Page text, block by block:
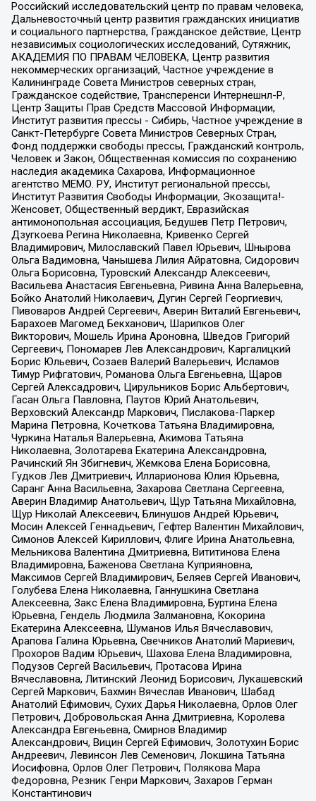
Российский исследовательский центр по правам человека,
Дальневосточный центр развития гражданских инициатив
и социального партнерства, Гражданское действие, Центр
независимых социологических исследований, Сутяжник,
АКАДЕМИЯ ПО ПРАВАМ ЧЕЛОВЕКА, Центр развития
некоммерческих организаций, Частное учреждение в
Калининграде Совета Министров северных стран,
Гражданское содействие, Трансперенси Интернешнл-Р,
Центр Защиты Прав Средств Массовой Информации,
Институт развития прессы - Сибирь, Частное учреждение в
Санкт-Петербурге Совета Министров Северных Стран,
Фонд поддержки свободы прессы, Гражданский контроль,
Человек и Закон, Общественная комиссия по сохранению
наследия академика Сахарова, Информационное
агентство МЕМО. РУ, Институт региональной прессы,
Институт Развития Свободы Информации, Экозащита!-
Женсовет, Общественный вердикт, Евразийская
антимонопольная ассоциация, Бедушев Петр Петрович,
Дзугкоева Регина Николаевна, Кривенко Сергей
Владимирович, Милославский Павел Юрьевич, Шнырова
Ольга Вадимовна, Чанышева Лилия Айратовна, Сидорович
Ольга Борисовна, Туровский Александр Алексеевич,
Васильева Анастасия Евгеньевна, Ривина Анна Валерьевна,
Бойко Анатолий Николаевич, Дугин Сергей Георгиевич,
Пивоваров Андрей Сергеевич, Аверин Виталий Евгеньевич,
Барахоев Магомед Бекханович, Шарипков Олег
Викторович, Мошель Ирина Ароновна, Шведов Григорий
Сергеевич, Пономарев Лев Александрович, Каргалицкий
Борис Юльевич, Созаев Валерий Валерьевич, Исламов
Тимур Рифгатович, Романова Ольга Евгеньевна, Щаров
Сергей Алексадрович, Цирульников Борис Альбертович,
Гасан Ольга Павловна, Паутов Юрий Анатольевич,
Верховский Александр Маркович, Пислакова-Паркер
Марина Петровна, Кочеткова Татьяна Владимировна,
Чуркина Наталья Валерьевна, Акимова Татьяна
Николаевна, Золотарева Екатерина Александровна,
Рачинский Ян Збигневич, Жемкова Елена Борисовна,
Гудков Лев Дмитриевич, Илларионова Юлия Юрьевна,
Саранг Анна Васильевна, Захарова Светлана Сергеевна,
Аверин Владимир Анатольевич, Щур Татьяна Михайловна,
Щур Николай Алексеевич, Блинушов Андрей Юрьевич,
Мосин Алексей Геннадьевич, Гефтер Валентин Михайлович,
Симонов Алексей Кириллович, Флиге Ирина Анатольевна,
Мельникова Валентина Дмитриевна, Вититинова Елена
Владимировна, Баженова Светлана Куприяновна,
Максимов Сергей Владимирович, Беляев Сергей Иванович,
Голубева Елена Николаевна, Ганнушкина Светлана
Алексеевна, Закс Елена Владимировна, Буртина Елена
Юрьевна, Гендель Людмила Залмановна, Кокорина
Екатерина Алексеевна, Шуманов Илья Вячеславович,
Арапова Галина Юрьевна, Свечников Анатолий Мариевич,
Прохоров Вадим Юрьевич, Шахова Елена Владимировна,
Подузов Сергей Васильевич, Протасова Ирина
Вячеславовна, Литинский Леонид Борисович, Лукашевский
Сергей Маркович, Бахмин Вячеслав Иванович, Шабад
Анатолий Ефимович, Сухих Дарья Николаевна, Орлов Олег
Петрович, Добровольская Анна Дмитриевна, Королева
Александра Евгеньевна, Смирнов Владимир
Александрович, Вицин Сергей Ефимович, Золотухин Борис
Андреевич, Левинсон Лев Семенович, Локшина Татьяна
Иосифовна, Орлов Олег Петрович, Полякова Мара
Федоровна, Резник Генри Маркович, Захаров Герман
Константинович